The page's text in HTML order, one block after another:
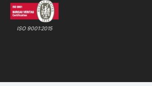
ISO 9001:2015